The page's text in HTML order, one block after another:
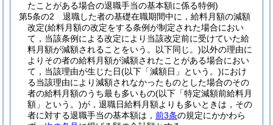
たことがある場合の退職手当の基本額に係る特例)
第5条の2
退職した者の基礎在職期間中に，給料月額の減額
改定(給料月額の改定をする条例が制定された場合におい
て，当該条例による改定により当該改定前に受けていた給
料月額が減額されることをいう。以下同じ。)以外の理由に
よりその者の給料月額が減額されたことがある場合におい
て，当該理由が生じた日(以下「減額日」という。)におけ
る当該理由により減額されなかったものとした場合のその
者の給料月額のうち最も多いもの(以下「特定減額前給料月
額」という。)が，退職日給料月額よりも多いときは，その
者に対する退職手当の基本額は， 前3条の規定にかかわら